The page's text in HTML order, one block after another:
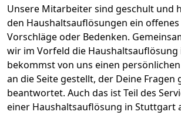
Unsere Mitarbeiter sind geschult und
den Haushaltsauflösungen ein
Vorschläge oder Bedenken.
wir im Vorfeld die
bekommst von uns einen
an die Seite gestellt, der Deine Fragen
beantwortet. Auch das ist Teil des
einer Haushaltsauflösung in Stuttgart